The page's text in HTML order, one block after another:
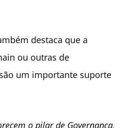
destaca que a
ou outras de
um importante suporte
o pilar de Governança,